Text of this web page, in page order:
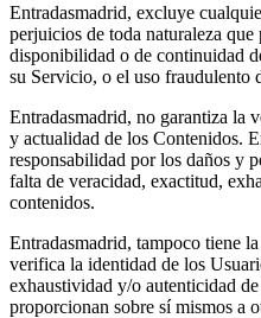
Entradasmadrid, excluye
perjuicios de toda naturaleza
disponibilidad o de continuidad
su Servicio, o el uso fraudulento
Entradasmadrid, no garantiza la
y actualidad de los Contenidos.
responsabilidad por los daños y
falta de veracidad, exactitud,
contenidos.
Entradasmadrid, tampoco tiene
verifica la identidad de los
exhaustividad y/o autenticidad
proporcionan sobre sí mismos a